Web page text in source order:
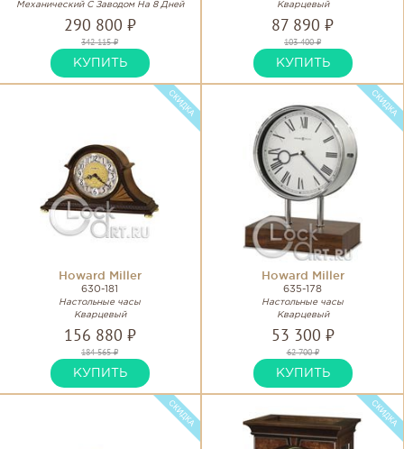
Механический С Заводом На 8 Дней
290 800 ₽
342 115 ₽
КУПИТЬ
Кварцевый
87 890 ₽
103 400 ₽
КУПИТЬ
Howard Miller
630-181
Настольные часы
Кварцевый
156 880 ₽
184 565 ₽
КУПИТЬ
Howard Miller
635-178
Настольные часы
Кварцевый
53 300 ₽
62 700 ₽
КУПИТЬ